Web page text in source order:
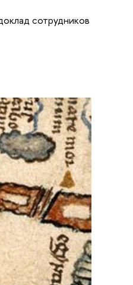
сотрудников